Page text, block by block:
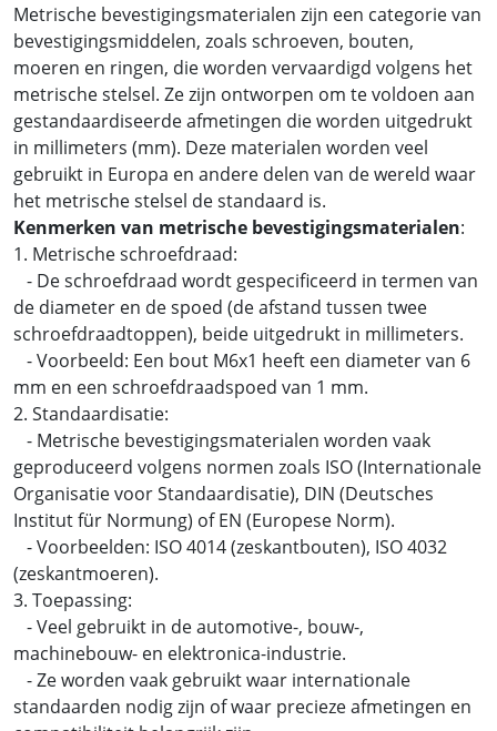
Metrische bevestigingsmaterialen zijn een categorie van
bevestigingsmiddelen, zoals schroeven, bouten,
moeren en ringen, die worden vervaardigd volgens het
metrische stelsel. Ze zijn ontworpen om te voldoen aan
gestandaardiseerde afmetingen die worden uitgedrukt
in millimeters (mm). Deze materialen worden veel
gebruikt in Europa en andere delen van de wereld waar
het metrische stelsel de standaard is.
Kenmerken van metrische bevestigingsmaterialen:
1. Metrische schroefdraad:
- De schroefdraad wordt gespecificeerd in termen van
de diameter en de spoed (de afstand tussen twee
schroefdraadtoppen), beide uitgedrukt in millimeters.
- Voorbeeld: Een bout M6x1 heeft een diameter van 6
mm en een schroefdraadspoed van 1 mm.
2. Standaardisatie:
- Metrische bevestigingsmaterialen worden vaak
geproduceerd volgens normen zoals ISO (Internationale
Organisatie voor Standaardisatie), DIN (Deutsches
Institut für Normung) of EN (Europese Norm).
- Voorbeelden: ISO 4014 (zeskantbouten), ISO 4032
(zeskantmoeren).
3. Toepassing:
- Veel gebruikt in de automotive-, bouw-,
machinebouw- en elektronica-industrie.
- Ze worden vaak gebruikt waar internationale
standaarden nodig zijn of waar precieze afmetingen en